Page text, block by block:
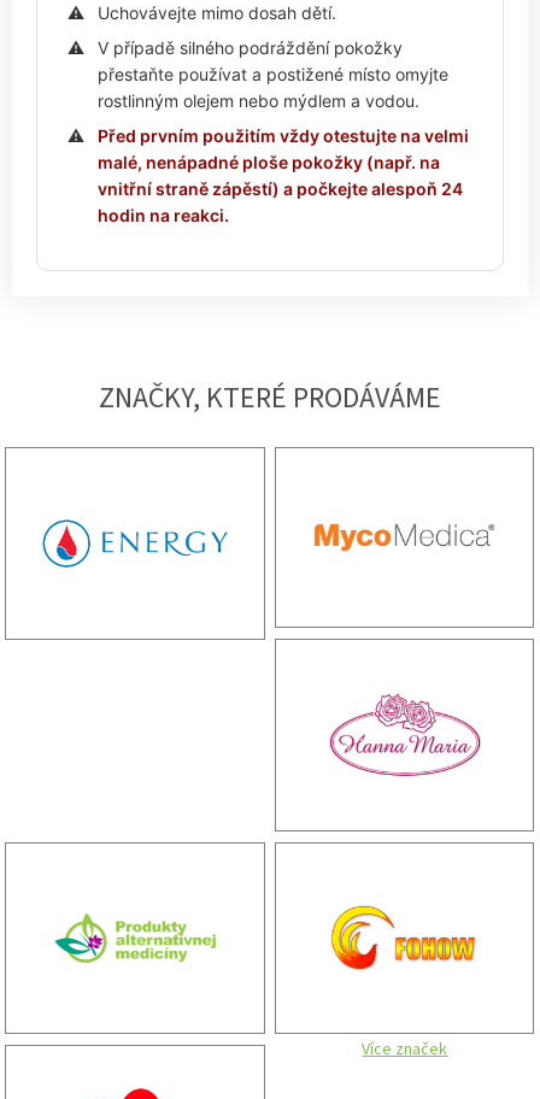
Uchovávejte mimo dosah dětí.
V případě silného podráždění pokožky
přestaňte používat a postižené místo omyjte
rostlinným olejem nebo mýdlem a vodou.
Před prvním použitím vždy otestujte na velmi
malé, nenápadné ploše pokožky (např. na
vnitřní straně zápěstí) a počkejte alespoň 24
hodin na reakci.
ZNAČKY, KTERÉ PRODÁVÁME
Více značek